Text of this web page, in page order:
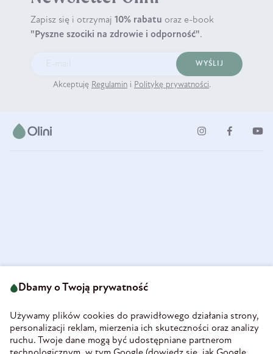
Zapisz się i otrzymaj 10% rabatu oraz e-book
"Pyszne szociki na zdrowie i odporność".
WYŚLIJ
Akceptuję Regulamin i Politykę prywatności.
58-160 Świebodzice
REGON 890213034
INFORMACJE
Dbamy o Twoją prywatność
Używamy plików cookies do prawidłowego działania strony,
personalizacji reklam, mierzenia ich skuteczności oraz analizy
ruchu. Twoje dane mogą być udostępniane partnerom